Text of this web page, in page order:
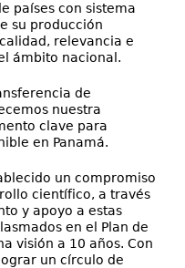
países con sistema
su producción
relevancia e
ámbito nacional.
de
nuestra
clave para
en Panamá.
un compromiso
científico, a través
y apoyo a estas
en el Plan de
visión a 10 años. Con
un círculo de